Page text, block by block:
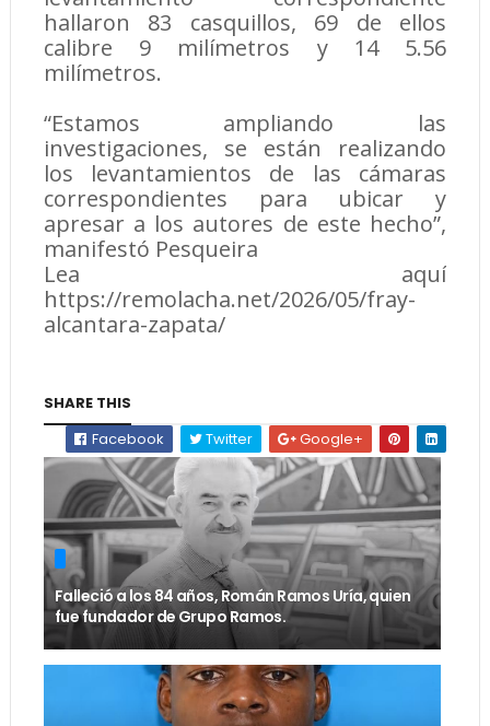
hallaron 83 casquillos, 69 de ellos
calibre 9 milímetros y 14 5.56
milímetros.
“Estamos ampliando las
investigaciones, se están realizando
los levantamientos de las cámaras
correspondientes para ubicar y
apresar a los autores de este hecho”,
manifestó Pesqueira
Lea aquí
https://remolacha.net/2026/05/fray-
alcantara-zapata/
SHARE THIS
Facebook
Twitter Google+
Falleció a los 84 años, Román Ramos Uría, quien
fue fundador de Grupo Ramos.